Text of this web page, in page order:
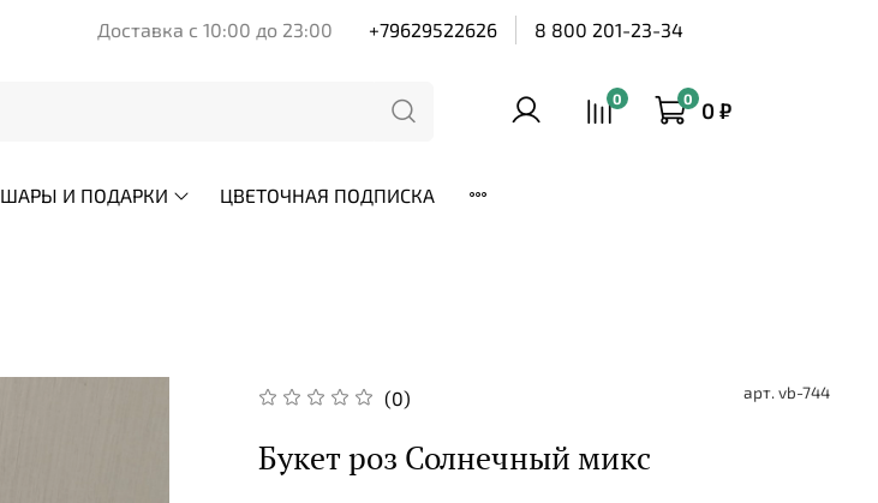
Доставка с 10:00 до 23:00 +79629522626 8 800 201-23-34
0 0 0 ₽
ШАРЫ И ПОДАРКИ ЦВЕТОЧНАЯ ПОДПИСКА
(0) арт. vb-744
Букет роз Солнечный микс